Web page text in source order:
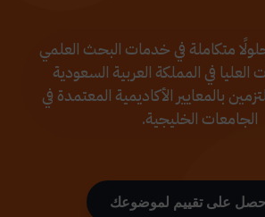
متكاملة في خدمات البحث العلمي
العليا في المملكة العربية السعودية
بالمعايير الأكاديمية المعتمدة في
الجامعات الخليجية.
على تقييم لموضوعك